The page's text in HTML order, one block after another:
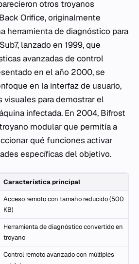
otros troyanos
Orifice, originalmente
herramienta de diagnóstico para
lanzado en 1999, que
avanzadas de control
en el año 2000, se
en la interfaz de usuario,
visuales para demostrar el
infectada. En 2004, Bifrost
modular que permitía a
qué funciones activar
específicas del objetivo.
Característica principal
Acceso remoto con tamaño reducido (500
KB)
Herramienta de diagnóstico convertido en
troyano
Control remoto avanzado con múltiples